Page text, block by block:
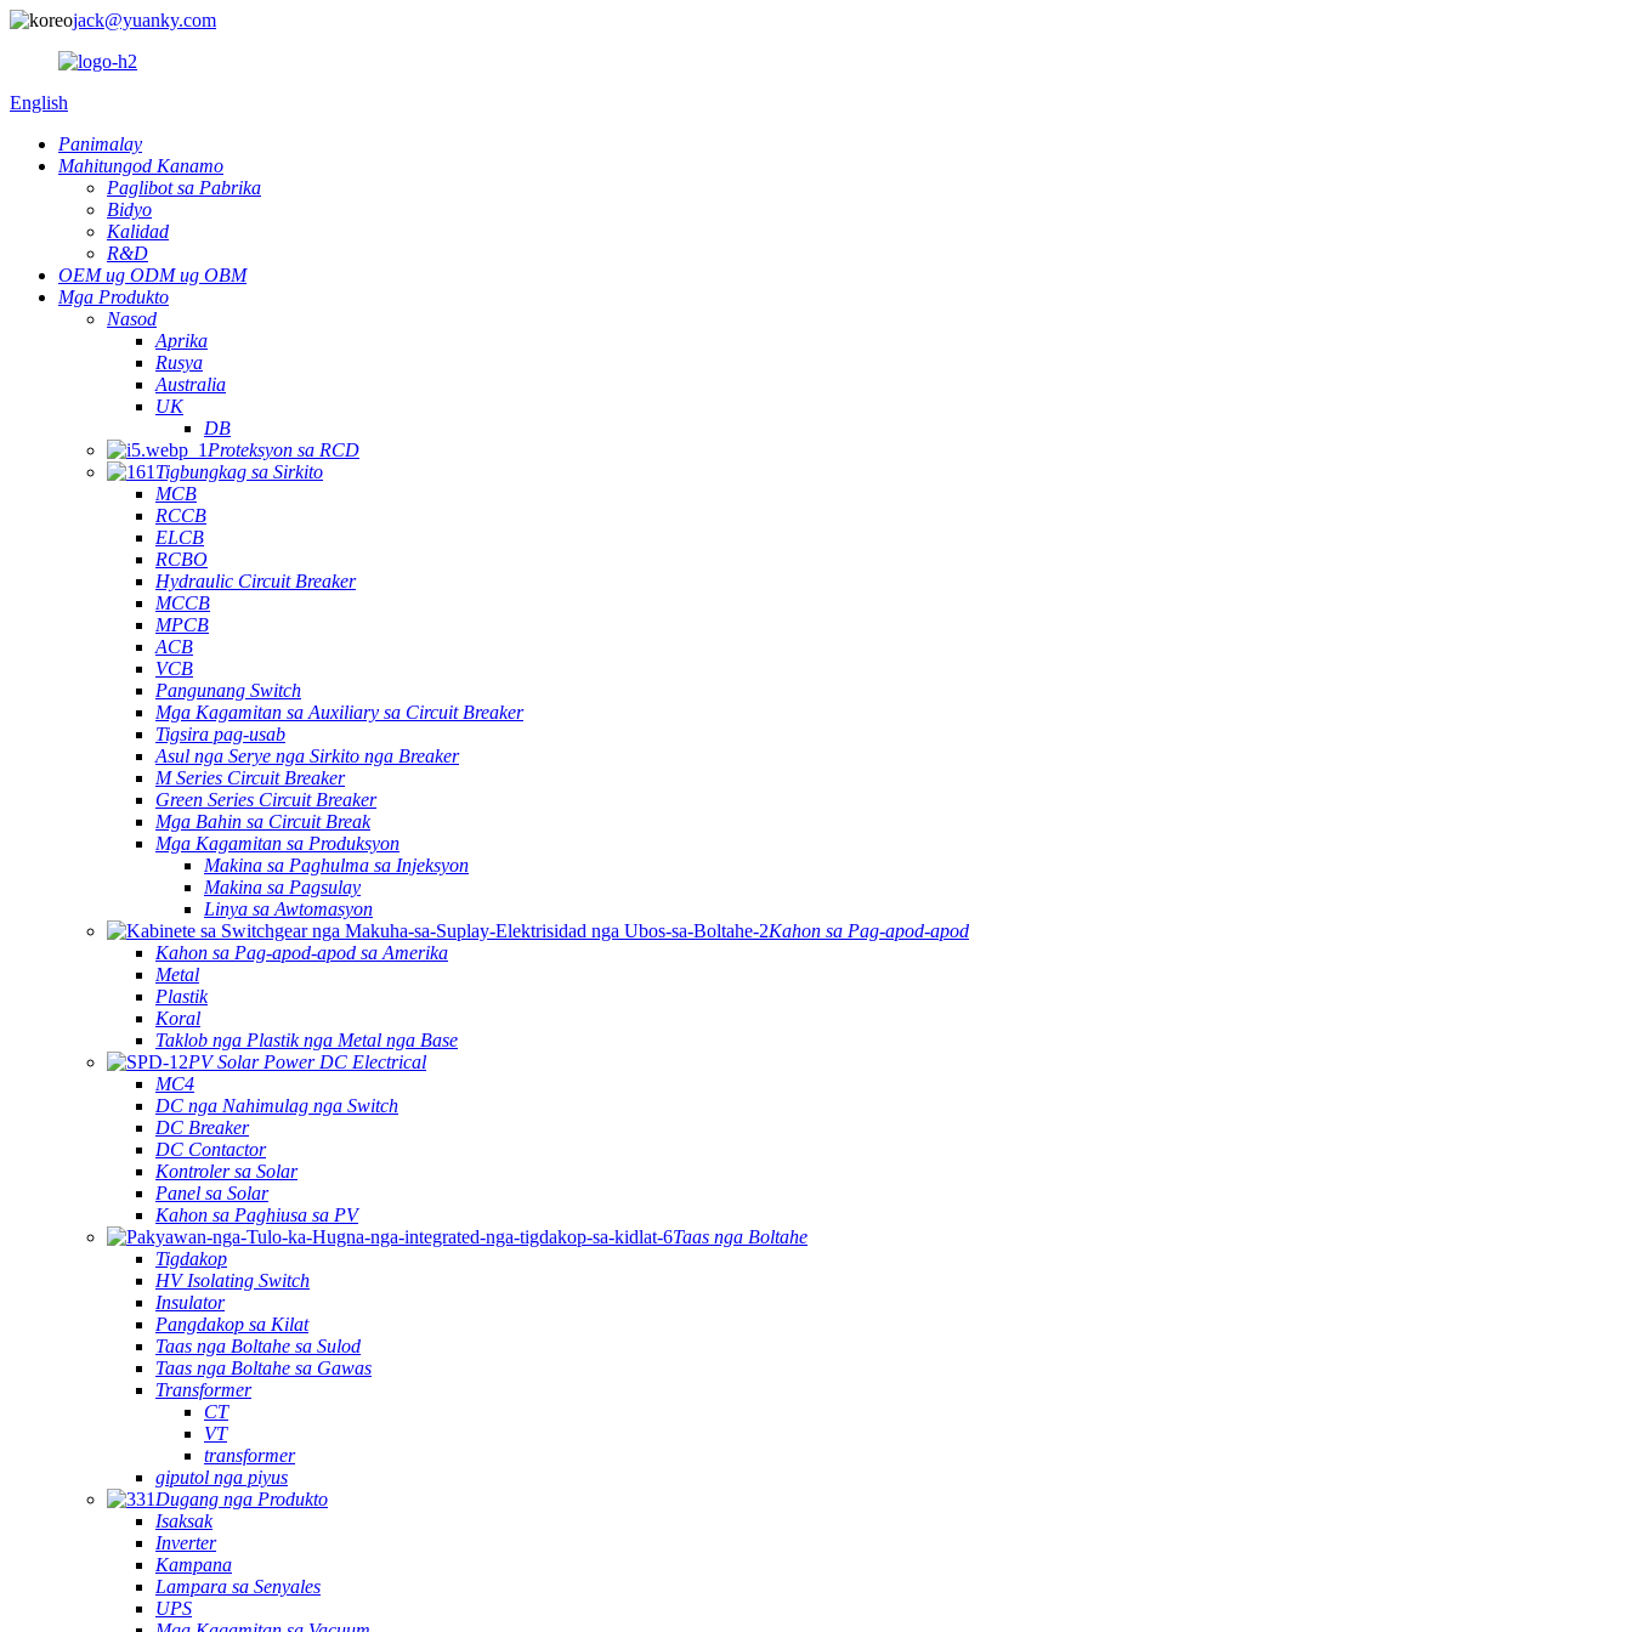
jack@yuanky.com
English
Panimalay
Mahitungod Kanamo
Paglibot sa Pabrika
Bidyo
Kalidad
R&D
OEM ug ODM ug OBM
Mga Produkto
Nasod
Aprika
Rusya
Australia
UK
DB
Proteksyon sa RCD
Tigbungkag sa Sirkito
MCB
RCCB
ELCB
RCBO
Hydraulic Circuit Breaker
MCCB
MPCB
ACB
VCB
Pangunang Switch
Mga Kagamitan sa Auxiliary sa Circuit Breaker
Tigsira pag-usab
Asul nga Serye nga Sirkito nga Breaker
M Series Circuit Breaker
Green Series Circuit Breaker
Mga Bahin sa Circuit Break
Mga Kagamitan sa Produksyon
Makina sa Paghulma sa Injeksyon
Makina sa Pagsulay
Linya sa Awtomasyon
Kahon sa Pag-apod-apod
Kahon sa Pag-apod-apod sa Amerika
Metal
Plastik
Koral
Taklob nga Plastik nga Metal nga Base
PV Solar Power DC Electrical
MC4
DC nga Nahimulag nga Switch
DC Breaker
DC Contactor
Kontroler sa Solar
Panel sa Solar
Kahon sa Paghiusa sa PV
Taas nga Boltahe
Tigdakop
HV Isolating Switch
Insulator
Pangdakop sa Kilat
Taas nga Boltahe sa Sulod
Taas nga Boltahe sa Gawas
Transformer
CT
VT
transformer
giputol nga piyus
Dugang nga Produkto
Isaksak
Inverter
Kampana
Lampara sa Senyales
UPS